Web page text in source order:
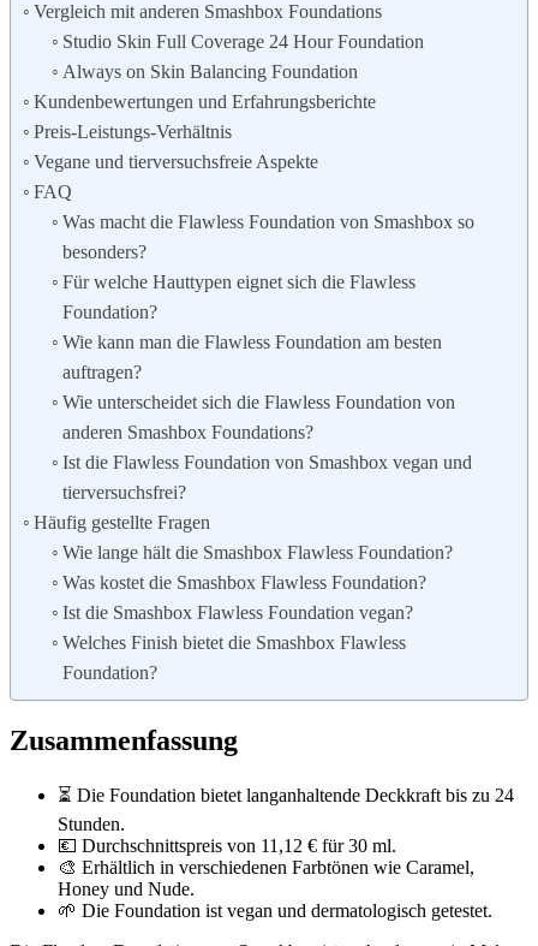
Vergleich mit anderen Smashbox Foundations
Studio Skin Full Coverage 24 Hour Foundation
Always on Skin Balancing Foundation
Kundenbewertungen und Erfahrungsberichte
Preis-Leistungs-Verhältnis
Vegane und tierversuchsfreie Aspekte
FAQ
Was macht die Flawless Foundation von Smashbox so
besonders?
Für welche Hauttypen eignet sich die Flawless
Foundation?
Wie kann man die Flawless Foundation am besten
auftragen?
Wie unterscheidet sich die Flawless Foundation von
anderen Smashbox Foundations?
Ist die Flawless Foundation von Smashbox vegan und
tierversuchsfrei?
Häufig gestellte Fragen
Wie lange hält die Smashbox Flawless Foundation?
Was kostet die Smashbox Flawless Foundation?
Ist die Smashbox Flawless Foundation vegan?
Welches Finish bietet die Smashbox Flawless
Foundation?
Zusammenfassung
⏳ Die Foundation bietet langanhaltende Deckkraft bis zu 24
Stunden.
💶 Durchschnittspreis von 11,12 € für 30 ml.
🎨 Erhältlich in verschiedenen Farbtönen wie Caramel,
Honey und Nude.
🌱 Die Foundation ist vegan und dermatologisch getestet.